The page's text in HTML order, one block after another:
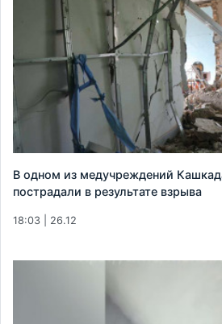
В одном из медучреждений
пострадали в результате взрыва
18:03 | 26.12